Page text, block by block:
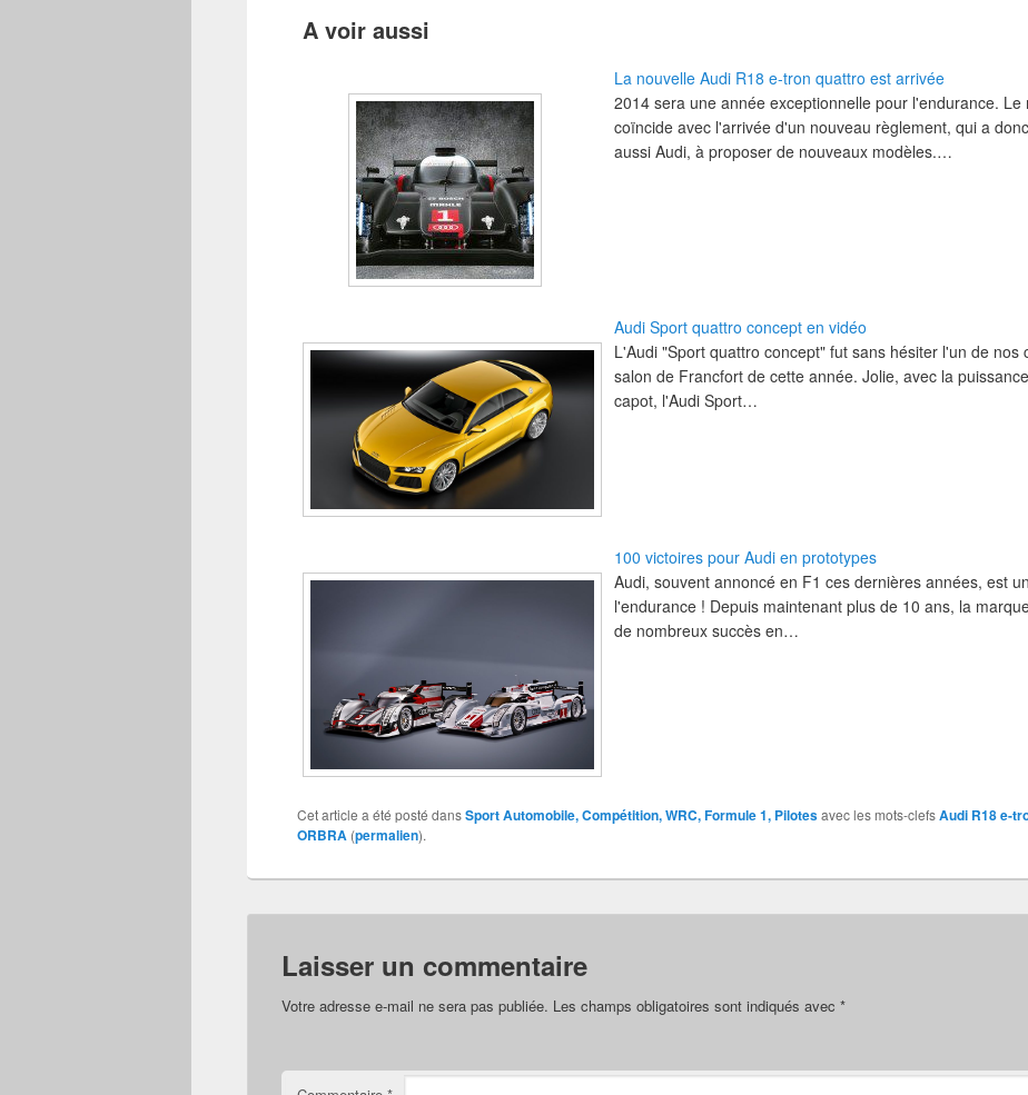
A voir aussi
La nouvelle Audi R18 e-tron quattro est arrivée
2014 sera une année exceptionnelle pour l'endurance. Le
coïncide avec l'arrivée d'un nouveau règlement, qui a
aussi Audi, à proposer de nouveaux modèles.…
Audi Sport quattro concept en vidéo
L'Audi "Sport quattro concept" fut sans hésiter l'un de nos
salon de Francfort de cette année. Jolie, avec la
capot, l'Audi Sport…
100 victoires pour Audi en prototypes
Audi, souvent annoncé en F1 ces dernières années, est
l'endurance ! Depuis maintenant plus de 10 ans, la
de nombreux succès en…
Cet article a été posté dansSport Automobile, Compétition, WRC, Formule 1, Pilotesavec les mots-clefsAudi R18 e-
ORBRA (permalien).
Laisser un commentaire
Votre adresse e-mail ne sera pas publiée. Les champs obligatoires sont indiqués avec *